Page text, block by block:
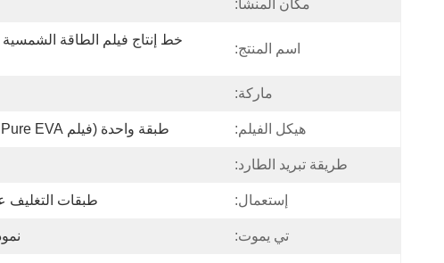
مكان المنشأ:
اسم المنتج:
ماركة:
هيكل الفيلم: طبقة واحدة (فيلم Pure EVA أو فيلم Pure POE)
طريقة تبريد الطارد:
إستعمال: طبقات التغليف
تي يموت: